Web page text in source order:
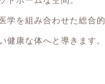
学を組み合わせた総合
健康な体へと導きます。